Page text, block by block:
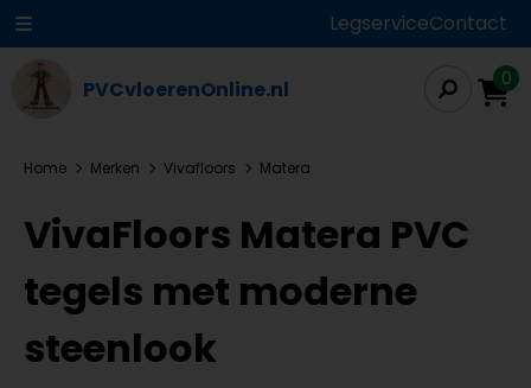
LegserviceContact
PVCvloerenOnline.nl 0
Home Merken Vivafloors Matera
VivaFloors Matera PVC
tegels met moderne
steenlook